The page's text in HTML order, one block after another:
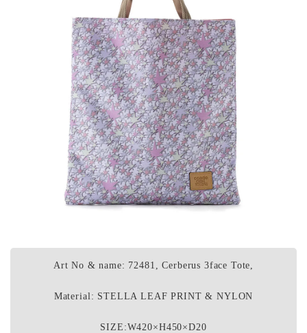
Art No & name: 72481, Cerberus 3face Tote,
Material: STELLA LEAF PRINT & NYLON
SIZE:W420×H450×D20